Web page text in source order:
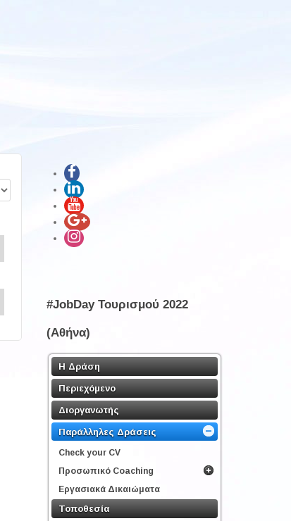
#JobDay Τουρισμού 2022
(Αθήνα)
Η Δράση
Περιεχόμενο
Διοργανωτής
Παράλληλες Δράσεις
Check your CV
Προσωπικό Coaching
Εργασιακά Δικαιώματα
Τοποθεσία